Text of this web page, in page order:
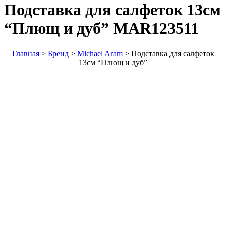
Подставка для салфеток 13см
“Плющ и дуб” MAR123511
Главная> Бренд> Michael Aram> Подставка для салфеток
13см “Плющ и дуб”